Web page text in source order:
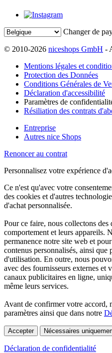
Changer de
© 2010-2026 niceshops GmbH -
Mentions légales et
Protection des Données
Conditions Générales de
Déclaration d'accessibilité
Paramètres de
Résiliation des contrats
Entreprise
Autres nice Shops
Renoncer au contrat
Personnalisez votre expérience
Ce n'est qu'avec votre
des cookies et d'autres
d'achat personnalisée.
Pour ce faire, nous collectons
comportement et leurs appareils.
permanence notre site web et
contenus personnalisés, ainsi que
d'utilisation. En outre, nous
avec des fournisseurs externes et
canaux publicitaires en ligne,
même leurs services.
Avant de confirmer votre accord,
paramètres ainsi que dans notre
Accepter Nécessaires
Déclaration de confidentialité